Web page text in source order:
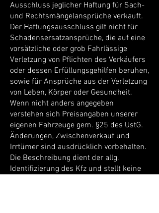
Ausschluss jeglicher Haftung für Sach-
und Rechtsmängelansprüche verkauft.
Der Haftungsausschluss gilt nicht für
Schadensersatzansprüche, die auf eine
vorsätzliche oder grob Fahrlässige
Verletzung von Pflichten des Verkäufers
oder dessen Erfüllungsgehilfen beruhen,
sowie für Ansprüche aus der Verletzung
von Leben, Körper oder Gesundheit.
Wenn nicht anders angegeben
verstehen sich Preisangaben unserer
eigenen Fahrzeuge gem. §25 des UstG.
Änderungen, Zwischenverkauf und
Irrtümer sind ausdrücklich vorbehalten.
Die Beschreibung dient der allg.
Identifizierung des Kfz und stellt keine